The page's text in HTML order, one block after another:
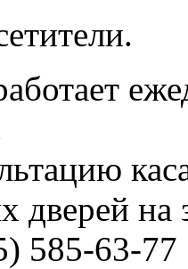
дверей на
585-63-77